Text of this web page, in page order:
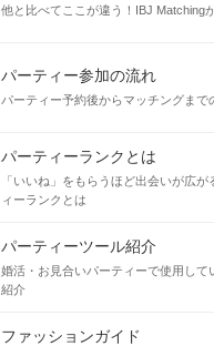
他と比べてここが違う！IBJ Matching
パーティー参加の流れ
パーティー予約後からマッチングまで
パーティーランクとは
「いいね」をもらうほど出会いが広
ィーランクとは
パーティーツール紹介
婚活・お見合いパーティーで使用して
紹介
ファッションガイド